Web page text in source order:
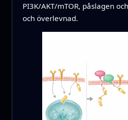
PI3K/AKT/mTOR, påslagen
och överlevnad.